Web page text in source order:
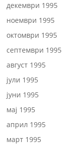
декември 1995
ноември 1995
октомври 1995
септември 1995
август 1995
јули 1995
јуни 1995
мај 1995
април 1995
март 1995